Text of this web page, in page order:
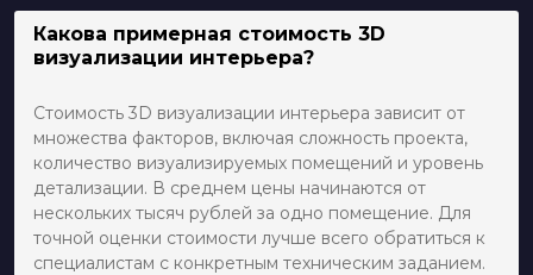
Какова примерная стоимость 3D
визуализации интерьера?
Стоимость 3D визуализации интерьера зависит от
множества факторов, включая сложность проекта,
количество визуализируемых помещений и уровень
детализации. В среднем цены начинаются от
нескольких тысяч рублей за одно помещение. Для
точной оценки стоимости лучше всего обратиться к
специалистам с конкретным техническим заданием.